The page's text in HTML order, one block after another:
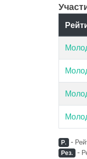
Р. -
Рез. -